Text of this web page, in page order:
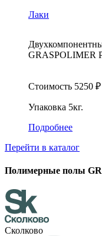
Лаки
GRASPOLIMER
Стоимость 5250 ₽
Упаковка 5кг.
Подробнее
Перейти в каталог
Полимерные полы
Сколково